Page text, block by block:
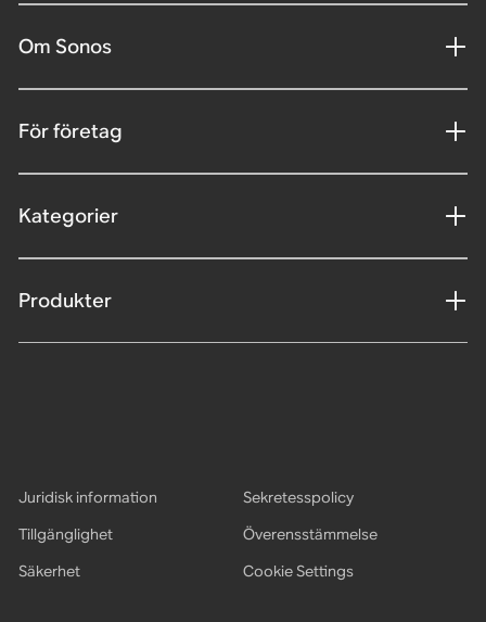
Om Sonos
För företag
Kategorier
Produkter
Juridisk information
Sekretesspolicy
Tillgänglighet
Överensstämmelse
Säkerhet
Cookie Settings